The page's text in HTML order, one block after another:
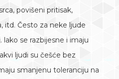
povišeni pritisak,
itd. Često za neke ljude
lako se razbijesne i imaju
ljudi su češće bez
smanjenu toleranciju na